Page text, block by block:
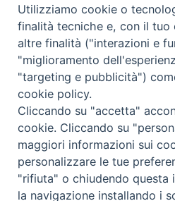
Scrivici
Copyright © 2019 -
Trentina Editrice
Privacy Policy
Utilizziamo cookie o
finalità tecniche e, con il tuo
altre finalità ("interazioni e
"miglioramento
"targeting e pubblicità")
cookie policy.
Cliccando su "accetta"
cookie. Cliccando su
maggiori informazioni sui
personalizzare le tue
"rifiuta" o chiudendo questa
la navigazione installando i